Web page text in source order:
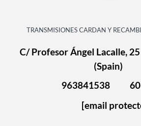
TRANSMISIONES CARDAN Y
C/ Profesor Ángel Lacalle, 25
(Spain)
963841538
[email